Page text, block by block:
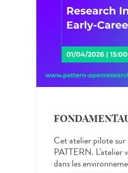
Cet atelier pilote sur
PATTERN. L'atelier
dans les